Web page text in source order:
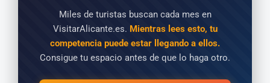
Miles de turistas buscan cada mes en
VisitarAlicante.es. Mientras lees esto, tu
competencia puede estar llegando a ellos.
Consigue tu espacio antes de que lo haga otro.